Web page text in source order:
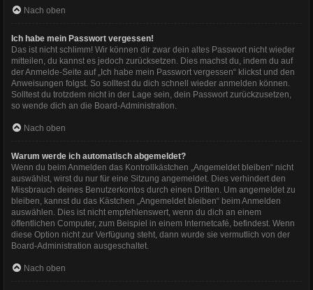
Nach oben
Ich habe mein Passwort vergessen!
Das ist nicht schlimm! Wir können dir zwar dein altes Passwort nicht wieder
mitteilen, du kannst es jedoch zurücksetzen. Dies machst du, indem du auf
der Anmelde-Seite auf „Ich habe mein Passwort vergessen“ klickst und den
Anweisungen folgst. So solltest du dich schnell wieder anmelden können.
Solltest du trotzdem nicht in der Lage sein, dein Passwort zurückzusetzen,
so wende dich an die Board-Administration.
Nach oben
Warum werde ich automatisch abgemeldet?
Wenn du beim Anmelden das Kontrollkästchen „Angemeldet bleiben“ nicht
auswählst, wirst du nur für eine Sitzung angemeldet. Dies verhindert den
Missbrauch deines Benutzerkontos durch einen Dritten. Um angemeldet zu
bleiben, kannst du das Kästchen „Angemeldet bleiben“ beim Anmelden
auswählen. Dies ist nicht empfehlenswert, wenn du dich an einem
öffentlichen Computer, zum Beispiel in einem Internetcafé, befindest. Wenn
diese Option nicht zur Verfügung steht, dann wurde sie vermutlich von der
Board-Administration ausgeschaltet.
Nach oben